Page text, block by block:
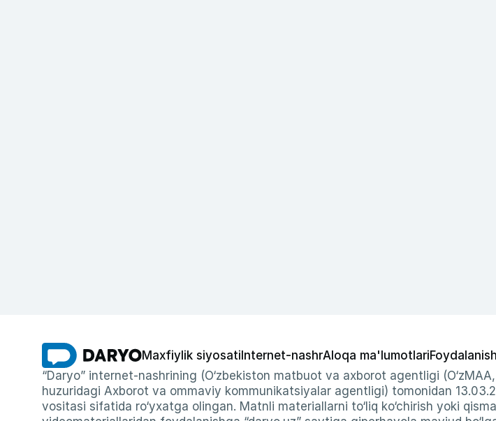
Maxfiylik siyosati Internet-nashrAloqa ma'lumotlari
“Daryo” internet-nashrining (O‘zbekiston matbuot va axborot agentligi
huzuridagi Axborot va ommaviy kommunikatsiyalar agentligi) tomonidan
vositasi sifatida ro‘yxatga olingan. Matnli materiallarni to‘liq ko‘chirish yoki